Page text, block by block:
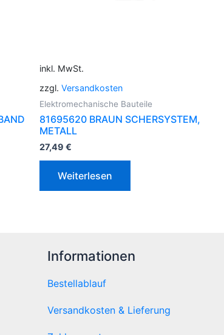
inkl. MwSt.
zzgl. Versandkosten
Elektromechanische Bauteile
81695620 BRAUN SCHERSYSTEM,
METALL
27,49 €
Weiterlesen
Informationen
Bestellablauf
Versandkosten & Lieferung